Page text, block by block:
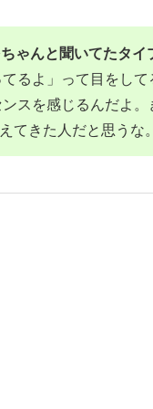
ゃんと聞いてたタイ
るよ」って目をし
スを感じるんだよ
てきた人だと思うな。